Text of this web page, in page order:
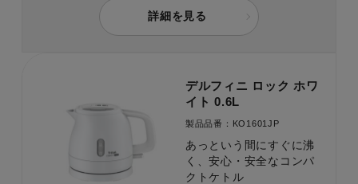
詳細を見る
デルフィニ ロック ホワ
イト 0.6L
製品品番：KO1601JP
あっという間にすぐに沸
く、安心・安全なコンパ
クトケトル